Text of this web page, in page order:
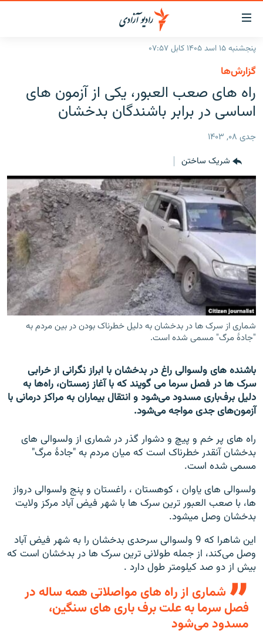
لینک‌های
قابل
دسترسی
بازگشت
متن
اصلی
بازگشت
منوی
مراجعه
به
صفحه
جستجو
گزارش‌ها
افغانستان
جهان
خبرها
مصاحبه‌ها
برنامه‌ها
مجموعه تصویری
ورزش
بحران مهاجرت
'کووید-۱۹'
تماس
صفحه پشتو
Azadi English
همۀ سایت‌های رادیو آزادی/ رادیو اروپای آزاد
پنجشنبه ۱۵ اسد ۱۴۰۵ کابل ۰۷:۵۷
گزارش‌ها
راه های صعب العبور، یکی از آزمون های
اساسی در برابر باشندگان بدخشان
جدی ۰۸, ۱۴۰۳
شریک ساختن
شماری از سرک ها در بدخشان به دلیل خطرناک بودن در بین مردم به
"جادۀ مرگ" مسمی شده است.
باشنده های ولسوالی‌ راغ در بدخشان با ابراز نگرانی از خرابی
سرک ها در فصل سرما می گویند که با آغاز زمستان، راه‌ها به
دلیل برف‌باری مسدود می‌شود و انتقال بیماران به مراکز درمانی با
آزمون‌های جدی مواجه می‌شود.
راه های پر خم و پیچ و دشوار گذر در شماری از ولسوالی های
بدخشان آنقدر خطرناک است که میان مردم به "جادۀ مرگ"
مسمی شده است.
ولسوالی های یاوان ، کوهستان ، راغستان و پنج ولسوالی درواز
ها، با صعب العبور ترین سرک ها با شهر فیض آباد مرکز ولایت
بدخشان وصل میشود.
این شاهرا که 9 ولسوالی سرحدی بدخشان را به شهر فیض آباد
وصل می‌کند، از جمله طولانی ترین سرک ها در بدخشان است که
بیش از دو صد کیلومتر طول دارد .
شماری از راه های مواصلاتی همه ساله در
فصل سرما به علت برف باری های سنگین،
مسدود می‌شود